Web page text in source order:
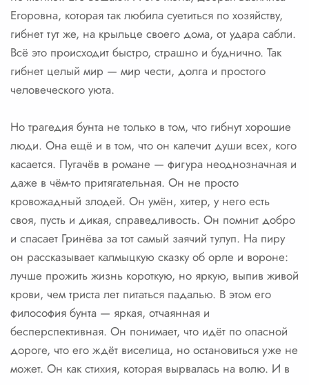
Егоровна, которая так любила суетиться по хозяйству,
гибнет тут же, на крыльце своего дома, от удара сабли.
Всё это происходит быстро, страшно и буднично. Так
гибнет целый мир — мир чести, долга и простого
человеческого уюта.
Но трагедия бунта не только в том, что гибнут хорошие
люди. Она ещё и в том, что он калечит души всех, кого
касается. Пугачёв в романе — фигура неоднозначная и
даже в чём-то притягательная. Он не просто
кровожадный злодей. Он умён, хитер, у него есть
своя, пусть и дикая, справедливость. Он помнит добро
и спасает Гринёва за тот самый заячий тулуп. На пиру
он рассказывает калмыцкую сказку об орле и вороне:
лучше прожить жизнь короткую, но яркую, выпив живой
крови, чем триста лет питаться падалью. В этом его
философия бунта — яркая, отчаянная и
бесперспективная. Он понимает, что идёт по опасной
дороге, что его ждёт виселица, но остановиться уже не
может. Он как стихия, которая вырвалась на волю. И в